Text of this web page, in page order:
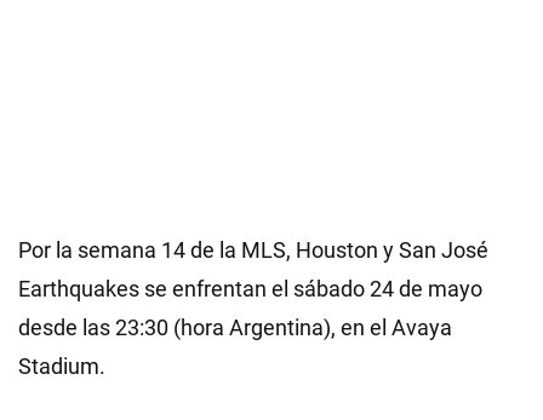
Por la semana 14 de la MLS, Houston y San José
Earthquakes se enfrentan el sábado 24 de mayo
desde las 23:30 (hora Argentina), en el Avaya
Stadium.